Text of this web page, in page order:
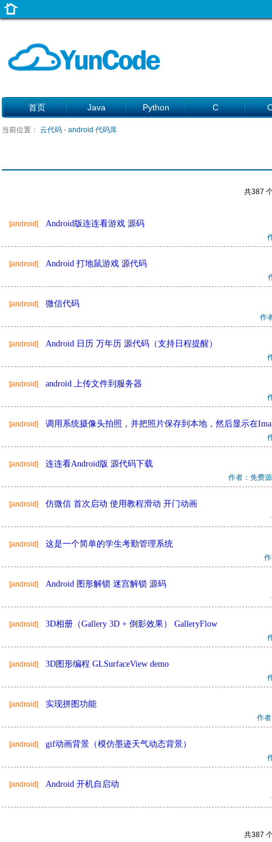
首页 Java Python C
当前位置： 云代码 - android 代码库
共387
[android] Android版连连看游戏 源码
[android] Android 打地鼠游戏 源代码
[android] 微信代码
作
[android] Android 日历 万年历 源代码（支持日程提醒）
[android] android 上传文件到服务器
[android] 调用系统摄像头拍照，并把照片保存到本地，然后显示在
[android] 连连看Android版 源代码下载
作者：免费
[android] 仿微信 首次启动 使用教程滑动 开门动画
[android] 这是一个简单的学生考勤管理系统
[android] Android 图形解锁 迷宫解锁 源码
[android] 3D相册（Gallery 3D + 倒影效果） GalleryFlow
[android] 3D图形编程 GLSurfaceView demo
[android] 实现拼图功能
作
[android] gif动画背景（模仿墨迹天气动态背景）
[android] Android 开机自启动
共387